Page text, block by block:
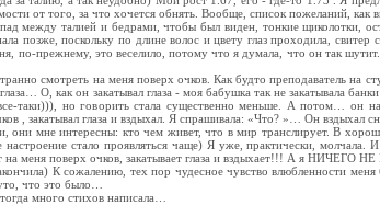
от того, за что хочется обнять. Вообще, список пожеланий, как
между талией и бедрами, чтобы был виден, тонкие щиколотки,
позже, поскольку по длине волос и цвету глаз проходила,
по-прежнему, это веселило, потому что я думала, что он так
смотреть на меня поверх очков. Как будто преподаватель на
глаза… О, как он закатывал глаза - моя бабушка так не закатывала
таки))), но говорить стала существенно меньше. А потом… он
, закатывал глаза и вздыхал. Я спрашивала: «Что? »… Он вздыхал
они мне интересны: кто чем живет, что в мир транслирует. В
настроение стало проявляться чаще) Я уже, практически,
на меня поверх очков, закатывает глаза и вздыхает!!! А я НИЧЕГО
К сожалению, тех пор чудесное чувство влюбленности
что это было…
много стихов написала…